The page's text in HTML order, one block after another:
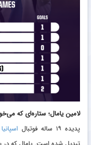
لامین یامال؛ ستاره‌ای که
پدیده ۱۹ ساله فوتبال
اسپانیا